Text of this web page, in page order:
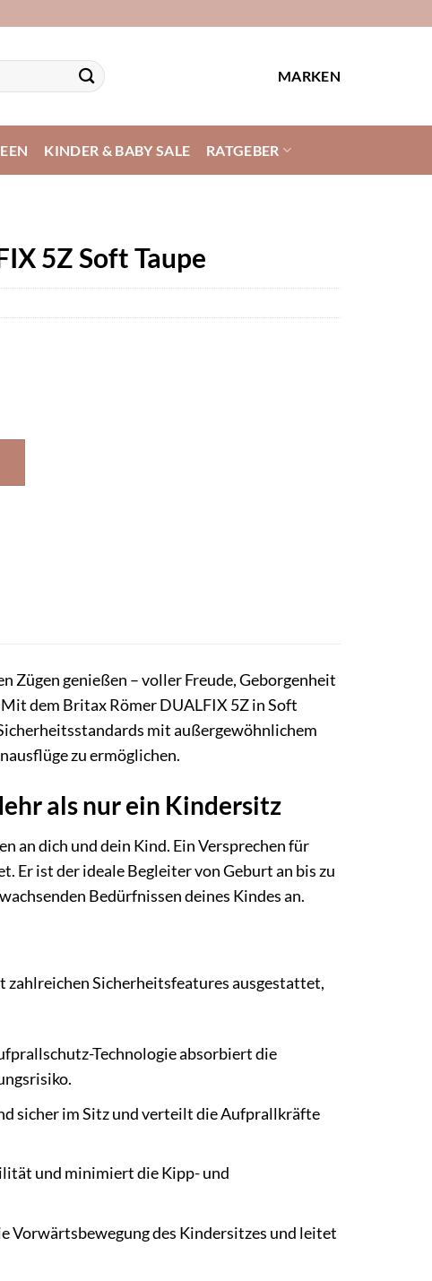
MARKEN
KINDER & BABY SALE RATGEBER
5Z Soft Taupe
Zügen genießen – voller Freude, Geborgenheit
dem Britax Römer DUALFIX 5Z in Soft
mit außergewöhnlichem
zu ermöglichen.
als nur ein Kindersitz
an dich und dein Kind. Ein Versprechen für
Er ist der ideale Begleiter von Geburt an bis zu
Bedürfnissen deines Kindes an.
Sicherheitsfeatures ausgestattet,
Technologie absorbiert die
sicher im Sitz und verteilt die Aufprallkräfte
und minimiert die Kipp- und
Vorwärtsbewegung des Kindersitzes und leitet